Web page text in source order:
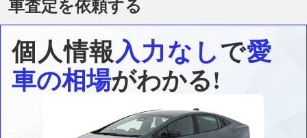
車査定を依頼する
個人情報入力なしで愛
車の相場がわかる!